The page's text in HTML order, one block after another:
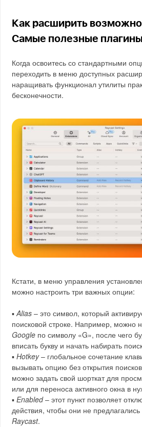
Как расширить
Самые полезные плагины
Когда освоитесь со стандартными
переходить в меню доступных
наращивать функционал утилиты
бесконечности.
Кстати, в меню управления
можно настроить три важных опции:
▪Alias – это символ, который
поисковой строке. Например, можно
Google по символу «G», после чего
вписать букву и начать набирать
▪Hotkey– глобальное сочетание
вызывать опцию без открытия
можно задать свой шорткат для
или для переноса активного окна в
▪Enabled– этот пункт позволяет
действия, чтобы они не предлагались
Raycast.